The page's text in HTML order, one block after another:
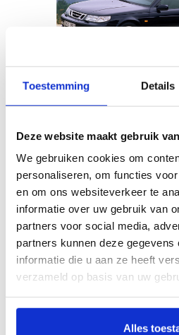
Toestemming Details
Deze website maakt gebruik
We gebruiken cookies om
personaliseren, om functies
en om ons websiteverkeer te
informatie over uw gebruik van
partners voor social media,
partners kunnen deze
informatie die u aan ze heeft
verzameld op basis van uw
Alles
Bouwjaar 1997 - 2008
Kies dit
Ik weet het
Als u het bouwjaar niet weet
op kenteken zoeken: